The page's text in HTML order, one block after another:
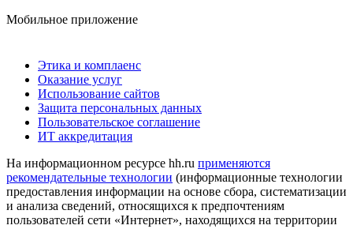
Мобильное приложение
Этика и комплаенс
Оказание услуг
Использование сайтов
Защита персональных данных
Пользовательское соглашение
ИТ аккредитация
На информационном ресурсе hh.ru применяются
рекомендательные технологии (информационные технологии
предоставления информации на основе сбора, систематизации
и анализа сведений, относящихся к предпочтениям
пользователей сети «Интернет», находящихся на территории